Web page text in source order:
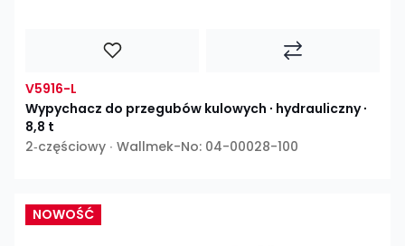
V5916-L
Wypychacz do przegubów kulowych ∙ hydrauliczny ∙
8,8 t
2‑częściowy ∙ Wallmek-No: 04-00028-100
NOWOŚĆ